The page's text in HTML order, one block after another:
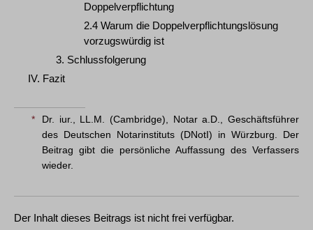
Doppelverpflichtung
2.4 Warum die Doppelverpflichtungslösung
vorzugswürdig ist
3. Schlussfolgerung
IV. Fazit
*
Dr. iur., LL.M. (Cambridge), Notar a.D., Geschäftsführer
des Deutschen Notarinstituts (DNotI) in Würzburg. Der
Beitrag gibt die persönliche Auffassung des Verfassers
wieder.
Der Inhalt dieses Beitrags ist nicht frei verfügbar.